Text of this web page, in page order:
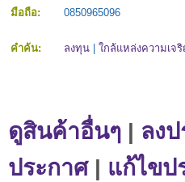
มือถือ:
0850965096
คำค้น: ลงทุน ใกล้แหล่งความเจ
ดูสินค้าอื่นๆ | ลง
ประกาศ| แก้ไขป